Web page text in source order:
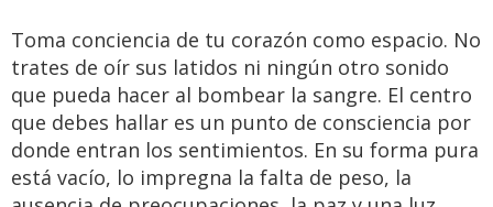
Toma conciencia de tu corazón como espacio. No
trates de oír sus latidos ni ningún otro sonido
que pueda hacer al bombear la sangre. El centro
que debes hallar es un punto de consciencia por
donde entran los sentimientos. En su forma pura
está vacío, lo impregna la falta de peso, la